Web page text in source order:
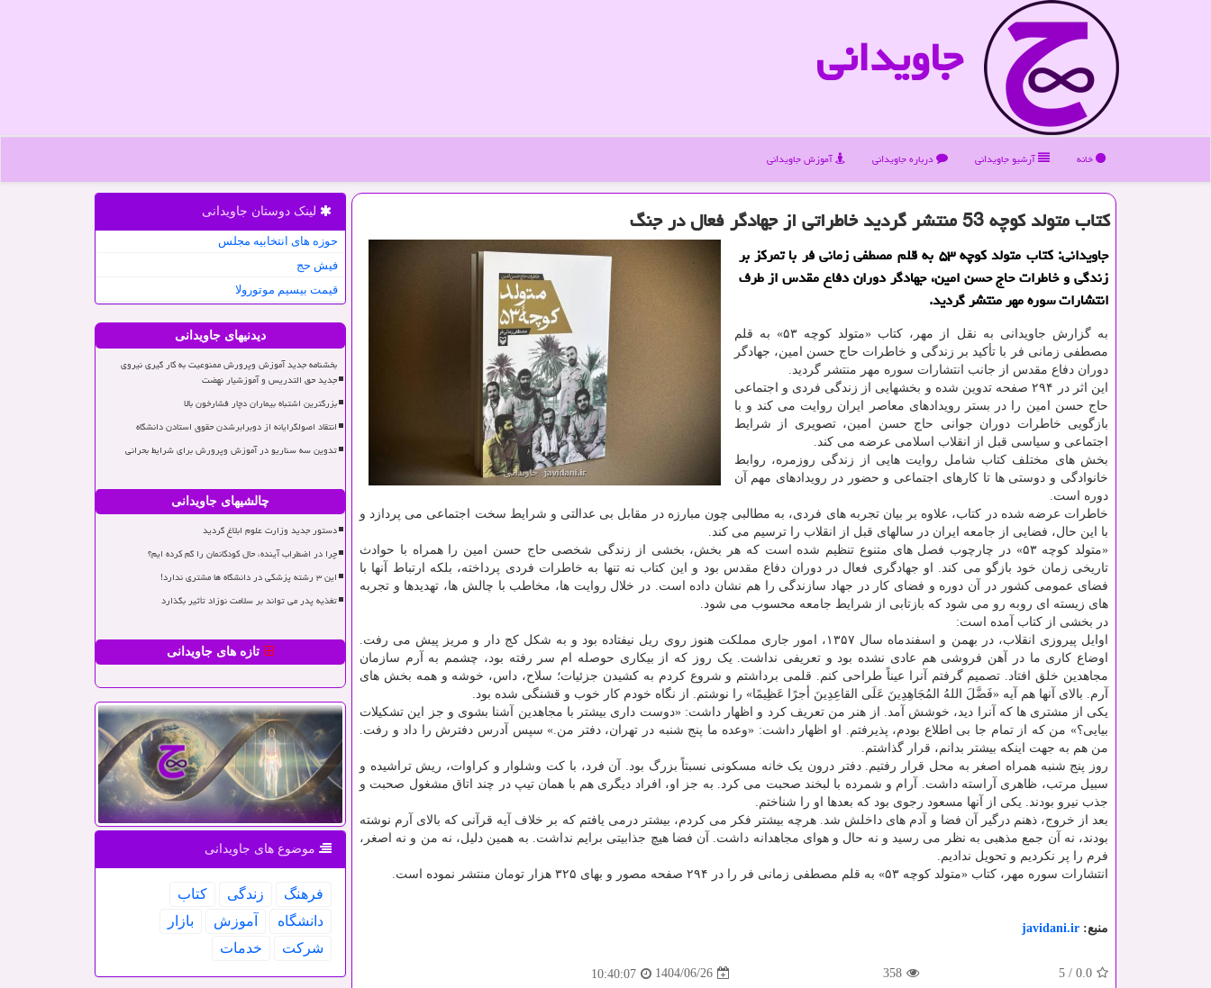
جاویدانی
خانه آرشیو جاویدانی درباره جاویدانی آموزش جاویدانی
کتاب متولد کوچه 53 منتشر گردید خاطراتی از جهادگر فعال در جنگ
جاویدانی: کتاب متولد کوچه ۵۳ به قلم مصطفی زمانی فر با تمرکز بر
زندگی و خاطرات حاج حسن امین، جهادگر دوران دفاع مقدس از طرف
انتشارات سوره مهر منتشر گردید.
به گزارش جاویدانی به نقل از مهر، کتاب «متولد کوچه ۵۳» به قلم
مصطفی زمانی فر با تأکید بر زندگی و خاطرات حاج حسن امین، جهادگر
دوران دفاع مقدس از جانب انتشارات سوره مهر منتشر گردید.
این اثر در ۲۹۴ صفحه تدوین شده و بخشهایی از زندگی فردی و اجتماعی
حاج حسن امین را در بستر رویدادهای معاصر ایران روایت می کند و با
بازگویی خاطرات دوران جوانی حاج حسن امین، تصویری از شرایط
اجتماعی و سیاسی قبل از انقلاب اسلامی عرضه می کند.
بخش های مختلف کتاب شامل روایت هایی از زندگی روزمره، روابط
خانوادگی و دوستی ها تا کارهای اجتماعی و حضور در رویدادهای مهم آن
دوره است.
خاطرات عرضه شده در کتاب، علاوه بر بیان تجربه های فردی، به مطالبی چون مبارزه در مقابل بی عدالتی و شرایط سخت اجتماعی می پردازد و
با این حال، فضایی از جامعه ایران در سالهای قبل از انقلاب را ترسیم می کند.
«متولد کوچه ۵۳» در چارچوب فصل های متنوع تنظیم شده است که هر بخش، بخشی از زندگی شخصی حاج حسن امین را همراه با حوادث
تاریخی زمان خود بازگو می کند. او جهادگری فعال در دوران دفاع مقدس بود و این کتاب نه تنها به خاطرات فردی پرداخته، بلکه ارتباط آنها با
فضای عمومی کشور در آن دوره و فضای کار در جهاد سازندگی را هم نشان داده است. در خلال روایت ها، مخاطب با چالش ها، تهدیدها و تجربه
های زیسته ای روبه رو می شود که بازتابی از شرایط جامعه محسوب می شود.
در بخشی از کتاب آمده است:
اوایل پیروزی انقلاب، در بهمن و اسفندماه سال ۱۳۵۷، امور جاری مملکت هنوز روی ریل نیفتاده بود و به شکل کج دار و مریز پیش می رفت.
اوضاع کاری ما در آهن فروشی هم عادی نشده بود و تعریفی نداشت. یک روز که از بیکاری حوصله ام سر رفته بود، چشمم به آرم سازمان
مجاهدین خلق افتاد. تصمیم گرفتم آنرا عیناً طراحی کنم. قلمی برداشتم و شروع کردم به کشیدن جزئیات؛ سلاح، داس، خوشه و همه بخش های
آرم. بالای آنها هم آیه «فَضَّلَ اللهُ المُجَاهِدِینَ عَلَی القاعِدِینَ أجرًا عَظِیمًا» را نوشتم. از نگاه خودم کار خوب و قشنگی شده بود.
یکی از مشتری ها که آنرا دید، خوشش آمد. از هنر من تعریف کرد و اظهار داشت: «دوست داری بیشتر با مجاهدین آشنا بشوی و جز این تشکیلات
بیایی؟» من که از تمام جا بی اطلاع بودم، پذیرفتم. او اظهار داشت: «وعده ما پنج شنبه در تهران، دفتر من.» سپس آدرس دفترش را داد و رفت.
من هم به جهت اینکه بیشتر بدانم، قرار گذاشتم.
روز پنج شنبه همراه اصغر به محل قرار رفتیم. دفتر درون یک خانه مسکونی نسبتاً بزرگ بود. آن فرد، با کت وشلوار و کراوات، ریش تراشیده و
سبیل مرتب، ظاهری آراسته داشت. آرام و شمرده با لبخند صحبت می کرد. به جز او، افراد دیگری هم با همان تیپ در چند اتاق مشغول صحبت و
جذب نیرو بودند. یکی از آنها مسعود رجوی بود که بعدها او را شناختم.
بعد از خروج، ذهنم درگیر آن فضا و آدم های داخلش شد. هرچه بیشتر فکر می کردم، بیشتر درمی یافتم که بر خلاف آیه قرآنی که بالای آرم نوشته
بودند، نه آن جمع مذهبی به نظر می رسید و نه حال و هوای مجاهدانه داشت. آن فضا هیچ جذابیتی برایم نداشت. به همین دلیل، نه من و نه اصغر،
فرم را پر نکردیم و تحویل ندادیم.
انتشارات سوره مهر، کتاب «متولد کوچه ۵۳» به قلم مصطفی زمانی فر را در ۲۹۴ صفحه مصور و بهای ۳۲۵ هزار تومان منتشر نموده است.
منبع: javidani.ir
0.0
/
5
358
1404/06/26
10:40:07
لینک دوستان جاویدانی
حوزه های انتخابیه مجلس
فیش حج
قیمت بیسیم موتورولا
دیدنیهای جاویدانی
بخشنامه جدید آموزش وپرورش ممنوعیت به کار گیری نیروی
جدید حق التدریس و آموزشیار نهضت
بزرگترین اشتباه بیماران دچار فشارخون بالا
انتقاد اصولگرایانه از دوبرابرشدن حقوق استادن دانشگاه
تدوین سه سناریو در آموزش وپرورش برای شرایط بحرانی
چالشیهای جاویدانی
دستور جدید وزارت علوم ابلاغ گردید
چرا در اضطراب آینده، حال کودکانمان را گم کرده ایم؟
این ۳ رشته پزشکی در دانشگاه ها مشتری ندارد!
تغذیه پدر می تواند بر سلامت نوزاد تأثیر بگذارد
تازه های جاویدانی
موضوع های جاویدانی
فرهنگ زندگی
كتاب
دانشگاه
آموزش
بازار
شركت
خدمات